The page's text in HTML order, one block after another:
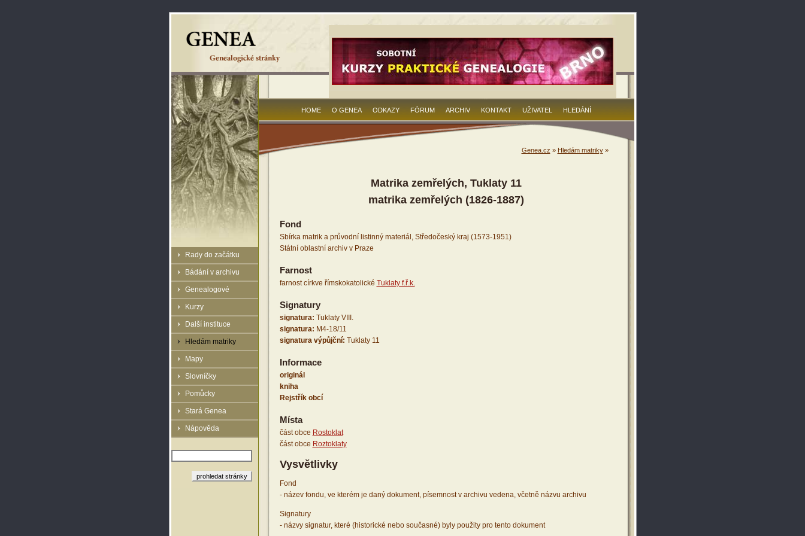
Rady do začátku
Bádání v archivu
Genealogové
Kurzy
Další instituce
Hledám matriky
Mapy
Slovníčky
Pomůcky
Stará Genea
Nápověda
HOME O GENEA ODKAZY FÓRUM ARCHIV KONTAKT UŽIVATEL HLEDÁNÍ
Genea.cz » Hledám matriky»
Matrika zemřelých, Tuklaty 11
matrika zemřelých (1826-1887)
Fond
Sbírka matrik a průvodní listinný materiál, Středočeský kraj (1573-1951)
Státní oblastní archiv v Praze
Farnost
farnost církve římskokatolické Tuklaty f.ř.k.
Signatury
signatura: Tuklaty VIII.
signatura: M4-18/11
signatura výpůjční: Tuklaty 11
Informace
originál
kniha
Rejstřík obcí
Místa
část obce Rostoklat
část obce Roztoklaty
Vysvětlivky
Fond
- název fondu, ve kterém je daný dokument, písemnost v archivu vedena, včetně názvu archivu
Signatury
- názvy signatur, které (historické nebo současné) byly použity pro tento dokument